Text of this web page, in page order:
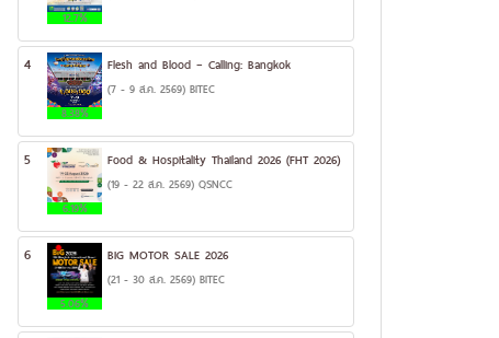
12.7%
4
8.38%
Flesh and Blood – Calling: Bangkok
(7 - 9 ส.ค. 2569) BITEC
5
6.19%
Food & Hospitality Thailand 2026 (FHT 2026)
(19 - 22 ส.ค. 2569) QSNCC
6
5.06%
BIG MOTOR SALE 2026
(21 - 30 ส.ค. 2569) BITEC